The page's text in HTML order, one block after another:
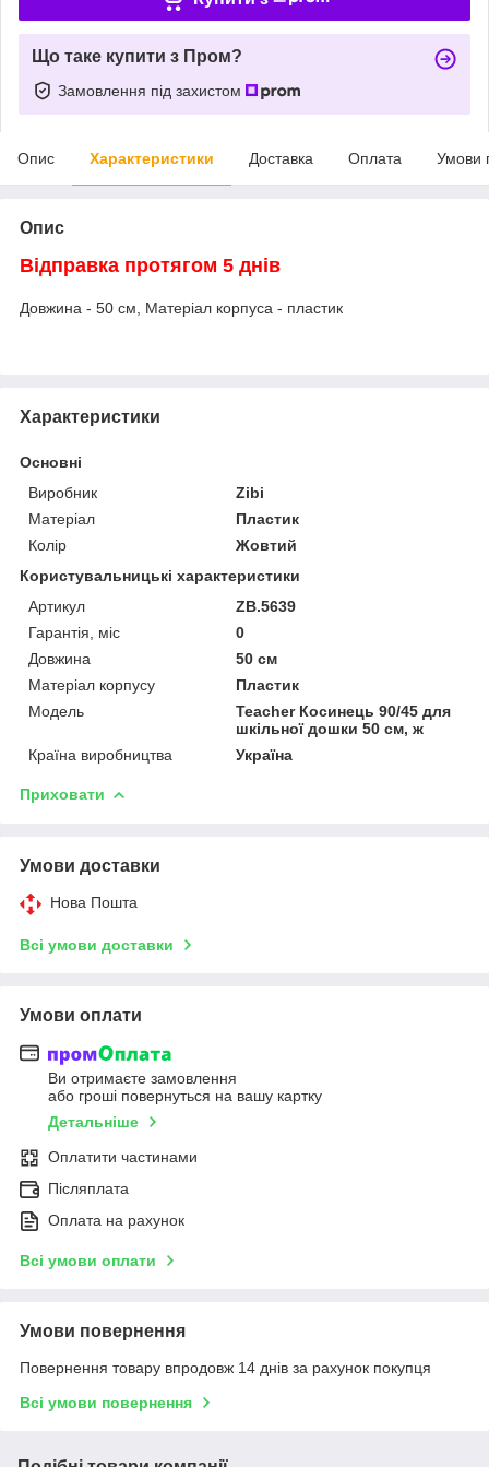
Що таке купити з Пром?
Замовлення під захистом
Опис Характеристики Доставка Оплата Умови
Опис
Відправка протягом 5 днів
Довжина - 50 см, Матеріал корпуса - пластик
Характеристики
Основні
Виробник
Zibi
Матеріал
Пластик
Колір
Жовтий
Користувальницькі характеристики
Артикул
ZB.5639
Гарантія, міс
0
Довжина
50 см
Матеріал корпусу
Пластик
Мoдель
Teacher Косинець 90/45 для
шкільної дошки 50 см, ж
Країна виробництва
Україна
Приховати
Умови доставки
Нова Пошта
Всі умови доставки
Умови оплати
Ви отримаєте замовлення
або гроші повернуться на вашу картку
Детальніше
Оплатити частинами
Післяплата
Оплата на рахунок
Всі умови оплати
Умови повернення
Повернення товару впродовж 14 днів за рахунок покупця
Всі умови повернення